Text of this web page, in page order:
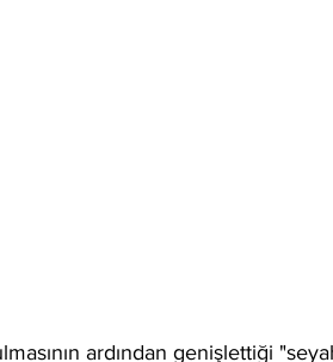
ardından genişlettiği